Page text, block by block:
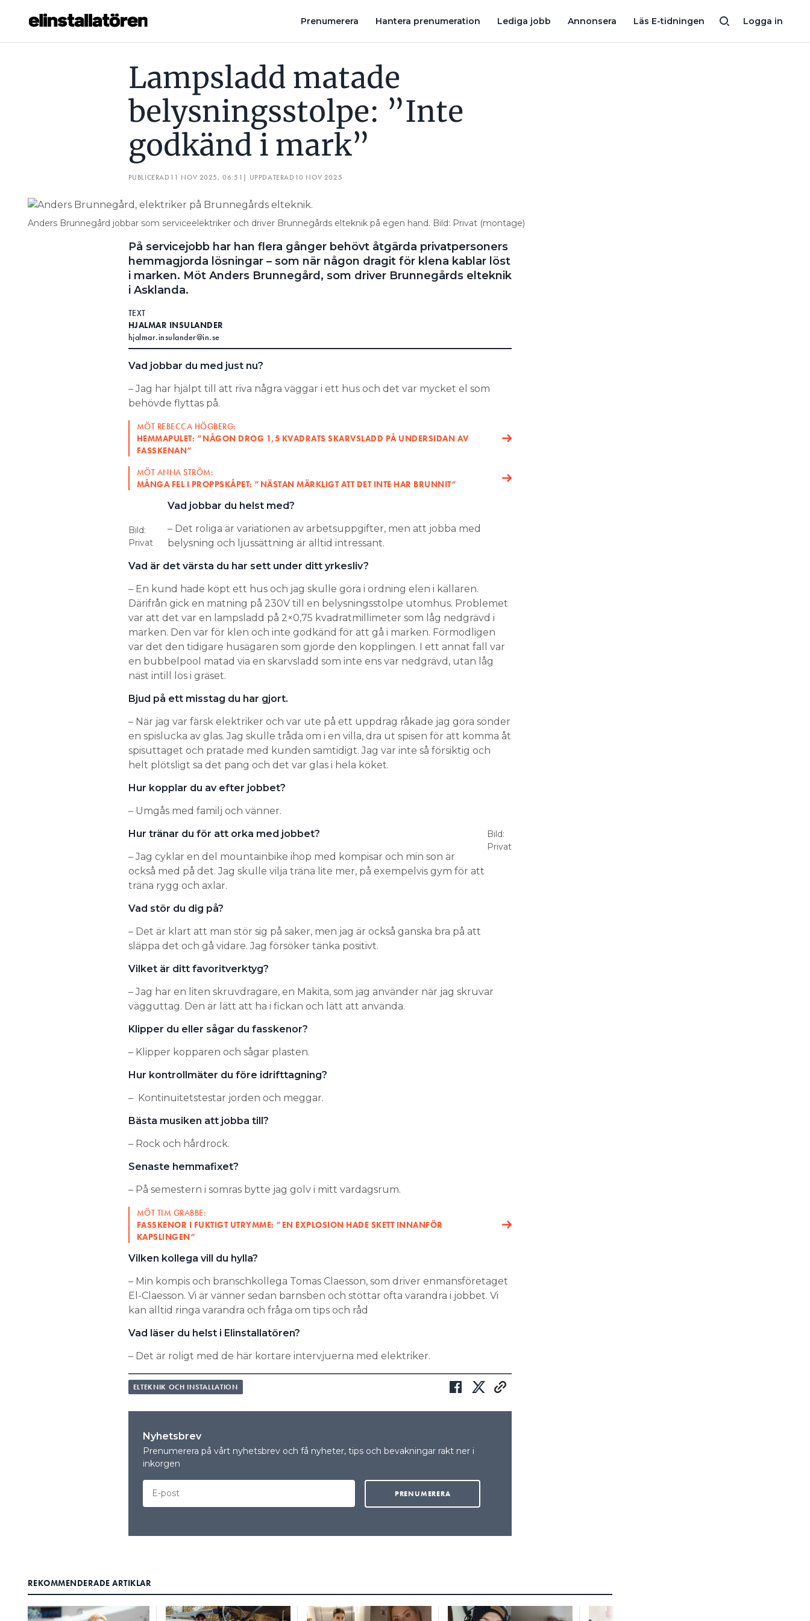
Logga in
Prenumerera Hantera prenumeration Lediga jobb Annonsera Läs E-tidningen
Hantera prenumeration
Läs E-tidningen
Lampsladd matade
belysningsstolpe: ”Inte
godkänd i mark”
PUBLICERAD 11 NOV 2025, 06:51 | UPPDATERAD 10 NOV 2025
Anders Brunnegård jobbar som serviceelektriker och driver Brunnegårds elteknik på egen hand. Bild: Privat (montage)
På servicejobb har han flera gånger behövt åtgärda privatpersoners
hemmagjorda lösningar – som när någon dragit för klena kablar löst
i marken. Möt Anders Brunnegård, som driver Brunnegårds elteknik
i Asklanda.
TEXT
HJALMAR INSULANDER
hjalmar.insulander@in.se
Vad jobbar du med just nu?
– Jag har hjälpt till att riva några väggar i ett hus och det var mycket el som
behövde flyttas på.
MÖT REBECCA HÖGBERG:
HEMMAPULET: ”NÅGON DROG 1,5 KVADRATS SKARVSLADD PÅ UNDERSIDAN AV
FASSKENAN”
MÖT ANNA STRÖM:
MÅNGA FEL I PROPPSKÅPET: ”NÄSTAN MÄRKLIGT ATT DET INTE HAR BRUNNIT”
Bild:
Privat
Vad jobbar du helst med?
– Det roliga är variationen av arbetsuppgifter, men att jobba med
belysning och ljussättning är alltid intressant.
Vad är det värsta du har sett under ditt yrkesliv?
– En kund hade köpt ett hus och jag skulle göra i ordning elen i källaren.
Därifrån gick en matning på 230V till en belysningsstolpe utomhus. Problemet
var att det var en lampsladd på 2×0,75 kvadratmillimeter som låg nedgrävd i
marken. Den var för klen och inte godkänd för att gå i marken. Förmodligen
var det den tidigare husägaren som gjorde den kopplingen. I ett annat fall var
en bubbelpool matad via en skarvsladd som inte ens var nedgrävd, utan låg
näst intill lös i gräset.
Bjud på ett misstag du har gjort.
– När jag var färsk elektriker och var ute på ett uppdrag råkade jag göra sönder
en spislucka av glas. Jag skulle tråda om i en villa, dra ut spisen för att komma åt
spisuttaget och pratade med kunden samtidigt. Jag var inte så försiktig och
helt plötsligt sa det pang och det var glas i hela köket.
Hur kopplar du av efter jobbet?
Bild:
Privat
– Umgås med familj och vänner.
Hur tränar du för att orka med jobbet?
– Jag cyklar en del mountainbike ihop med kompisar och min son är
också med på det. Jag skulle vilja träna lite mer, på exempelvis gym för att
träna rygg och axlar.
Vad stör du dig på?
– Det är klart att man stör sig på saker, men jag är också ganska bra på att
släppa det och gå vidare. Jag försöker tänka positivt.
Vilket är ditt favoritverktyg?
– Jag har en liten skruvdragare, en Makita, som jag använder när jag skruvar
vägguttag. Den är lätt att ha i fickan och lätt att använda.
Klipper du eller sågar du fasskenor?
– Klipper kopparen och sågar plasten.
Hur kontrollmäter du före idrifttagning?
– Kontinuitetstestar jorden och meggar.
Bästa musiken att jobba till?
– Rock och hårdrock.
Senaste hemmafixet?
– På semestern i somras bytte jag golv i mitt vardagsrum.
MÖT TIM GRABBE:
FASSKENOR I FUKTIGT UTRYMME: ”EN EXPLOSION HADE SKETT INNANFÖR
KAPSLINGEN”
Vilken kollega vill du hylla?
– Min kompis och branschkollega Tomas Claesson, som driver enmansföretaget
El-Claesson. Vi är vänner sedan barnsben och stöttar ofta varandra i jobbet. Vi
kan alltid ringa varandra och fråga om tips och råd
Vad läser du helst i Elinstallatören?
– Det är roligt med de här kortare intervjuerna med elektriker.
ELTEKNIK OCH INSTALLATION
Nyhetsbrev
Prenumerera på vårt nyhetsbrev och få nyheter, tips och bevakningar rakt ner i
inkorgen
REKOMMENDERADE ARTIKLAR
LAMPSLADD MATADE BELYSNINGSSTOLPE: ”INTE GODKÄND I MARK” 3 X 1,5 LAMPSLADD PÅ 25 A: ”BÖRJADE BRINNA INNANFÖR VÄGGEN” ELFEL: ”TRÅDARNA VAR INTE ENS